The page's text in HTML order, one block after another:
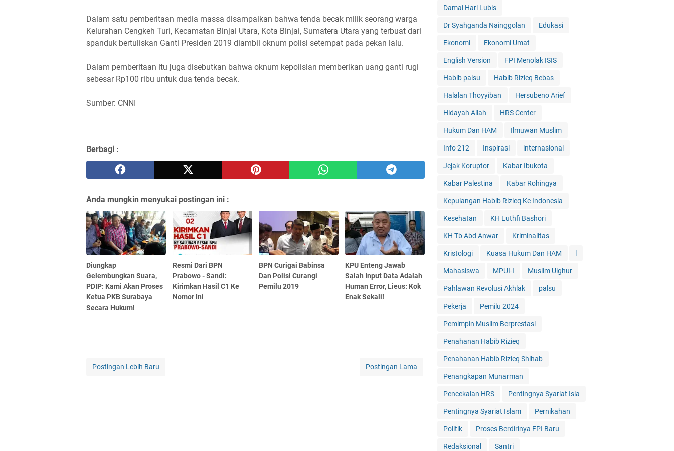
Dalam satu pemberitaan media massa disampaikan bahwa tenda becak milik seorang warga
Kelurahan Cengkeh Turi, Kecamatan Binjai Utara, Kota Binjai, Sumatera Utara yang terbuat dari
spanduk bertuliskan Ganti Presiden 2019 diambil oknum polisi setempat pada pekan lalu.
Dalam pemberitaan itu juga disebutkan bahwa oknum kepolisian memberikan uang ganti rugi
sebesar Rp100 ribu untuk dua tenda becak.
Sumber: CNNI
Berbagi :
Anda mungkin menyukai postingan ini :
Diungkap
Gelembungkan Suara,
PDIP: Kami Akan Proses
Ketua PKB Surabaya
Secara Hukum!
Resmi Dari BPN
Prabowo - Sandi:
Kirimkan Hasil C1 Ke
Nomor Ini
BPN Curigai Babinsa
Dan Polisi Curangi
Pemilu 2019
KPU Enteng Jawab
Salah Input Data Adalah
Human Error, Lieus: Kok
Enak Sekali!
Postingan Lebih Baru Postingan Lama
Damai Hari Lubis
Dr Syahganda Nainggolan Edukasi
Ekonomi Ekonomi Umat
English Version FPI Menolak ISIS
Habib palsu Habib Rizieq Bebas
Halalan Thoyyiban Hersubeno Arief
Hidayah Allah HRS Center
Hukum Dan HAM Ilmuwan Muslim
Info 212 Inspirasi internasional
Jejak Koruptor Kabar Ibukota
Kabar Palestina Kabar Rohingya
Kepulangan Habib Rizieq Ke Indonesia
Kesehatan KH Luthfi Bashori
KH Tb Abd Anwar Kriminalitas
Kristologi Kuasa Hukum Dan HAM
Mahasiswa MPUI-I Muslim Uighur
Pahlawan Revolusi Akhlak palsu
Pekerja Pemilu 2024
Pemimpin Muslim Berprestasi
Penahanan Habib Rizieq
Penahanan Habib Rizieq Shihab
Penangkapan Munarman
Pencekalan HRS Pentingnya Syariat Isla
Pentingnya Syariat Islam Pernikahan
Politik Proses Berdirinya FPI Baru
Redaksional Santri